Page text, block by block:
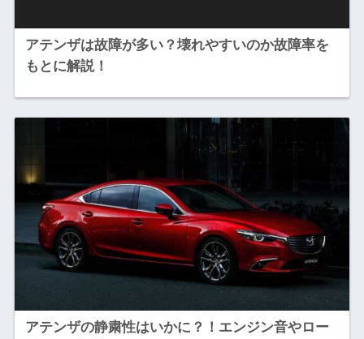
アテンザは故障が多い？壊れやすいのか故障率を
もとに解説！
アテンザの静粛性はいかに？！エンジン音やロー